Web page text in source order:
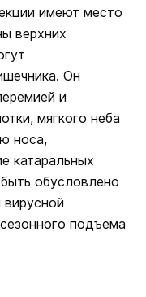
имеют место
верхних
Он
и
мягкого неба
носа,
катаральных
обусловлено
подъема